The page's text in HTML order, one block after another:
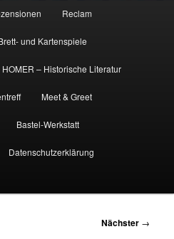
Reclam
und Kartenspiele
HOMER – Historische Literatur
Meet & Greet
Bastel-Werkstatt
Datenschutzerklärung
Nächster →